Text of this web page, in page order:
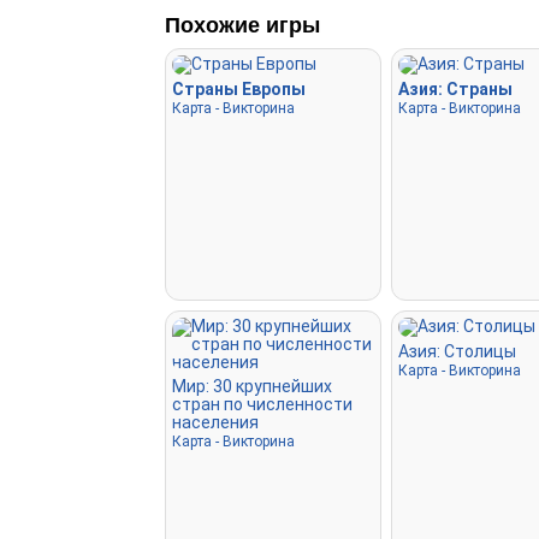
Похожие игры
Страны Европы
Карта - Викторина
Азия: Страны
Карта - Викторина
Мир: 30 крупнейших
стран по численности
населения
Карта - Викторина
Азия: Столицы
Карта - Викторина